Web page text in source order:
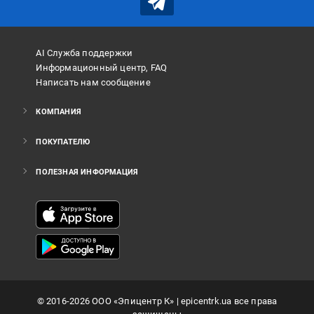
AI Служба поддержки
Информационный центр, FAQ
Написать нам сообщение
КОМПАНИЯ
ПОКУПАТЕЛЮ
ПОЛЕЗНАЯ ИНФОРМАЦИЯ
©2016-2026ООО «Эпицентр К» | epicentrk.ua все права